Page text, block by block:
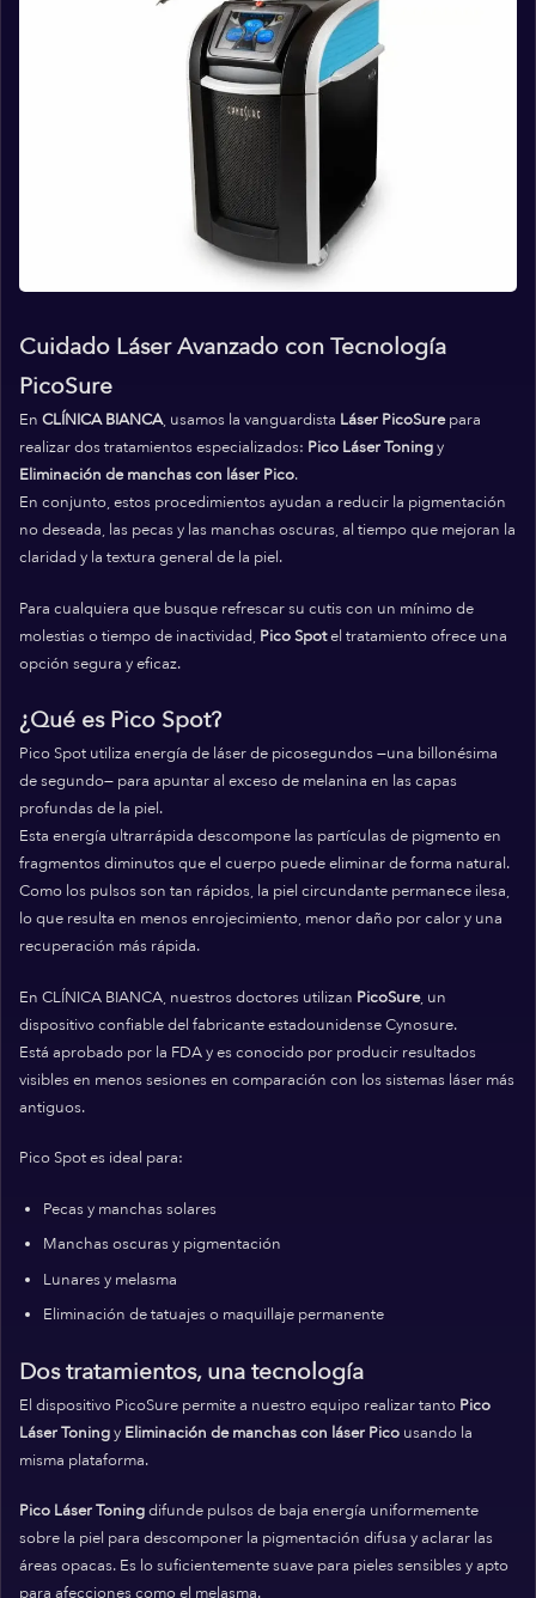
Cuidado Láser Avanzado con Tecnología
PicoSure
En CLÍNICA BIANCA, usamos la vanguardista Láser PicoSurepara
realizar dos tratamientos especializados: Pico Láser Toningy
Eliminación de manchas con láser Pico.
En conjunto, estos procedimientos ayudan a reducir la pigmentación
no deseada, las pecas y las manchas oscuras, al tiempo que mejoran la
claridad y la textura general de la piel.
Para cualquiera que busque refrescar su cutis con un mínimo de
molestias o tiempo de inactividad, Pico Spotel tratamiento ofrece una
opción segura y eficaz.
¿Qué es Pico Spot?
Pico Spot utiliza energía de láser de picosegundos —una billonésima
de segundo— para apuntar al exceso de melanina en las capas
profundas de la piel.
Esta energía ultrarrápida descompone las partículas de pigmento en
fragmentos diminutos que el cuerpo puede eliminar de forma natural.
Como los pulsos son tan rápidos, la piel circundante permanece ilesa,
lo que resulta en menos enrojecimiento, menor daño por calor y una
recuperación más rápida.
En CLÍNICA BIANCA, nuestros doctores utilizan PicoSure, un
dispositivo confiable del fabricante estadounidense Cynosure.
Está aprobado por la FDA y es conocido por producir resultados
visibles en menos sesiones en comparación con los sistemas láser más
antiguos.
Pico Spot es ideal para:
Pecas y manchas solares
Manchas oscuras y pigmentación
Lunares y melasma
Eliminación de tatuajes o maquillaje permanente
Dos tratamientos, una tecnología
El dispositivo PicoSure permite a nuestro equipo realizar tanto Pico
Láser Toningy Eliminación de manchas con láser Pico usando la
misma plataforma.
Pico Láser Toningdifunde pulsos de baja energía uniformemente
sobre la piel para descomponer la pigmentación difusa y aclarar las
áreas opacas. Es lo suficientemente suave para pieles sensibles y apto
para afecciones como el melasma.